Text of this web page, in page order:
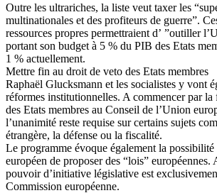
Outre les ultrariches, la liste veut taxer les
multinationales et des profiteurs de guerre”.
ressources propres permettraient d’ ”outiller
portant son budget à 5 % du PIB des Etats
1 % actuellement.
Mettre fin au droit de veto des Etats membres
Raphaël Glucksmann et les socialistes y vont
réformes institutionnelles. A commencer par
des Etats membres au Conseil de l’Union
l’unanimité reste requise sur certains sujets
étrangère, la défense ou la fiscalité.
Le programme évoque également la
européen de proposer des “lois” européennes.
pouvoir d’initiative législative est
Commission européenne.